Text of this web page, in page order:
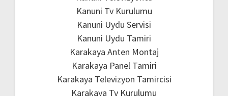
Kanuni Tv Kurulumu
Kanuni Uydu Servisi
Kanuni Uydu Tamiri
Karakaya Anten Montaj
Karakaya Panel Tamiri
Karakaya Televizyon Tamircisi
Karakaya Tv Kurulumu